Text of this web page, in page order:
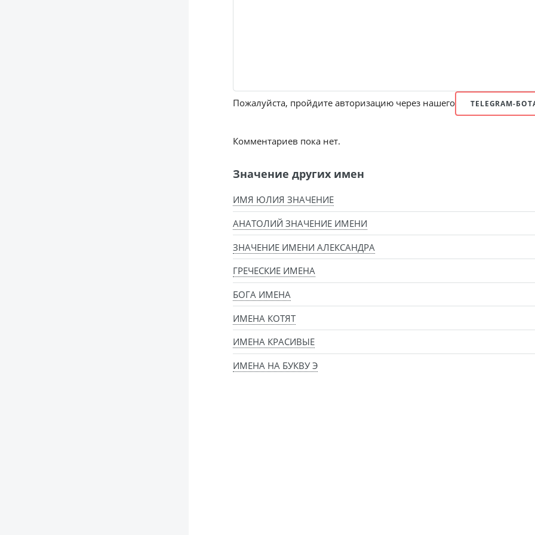
Пожалуйста, пройдите авторизацию через нашего TELEGRAM-
Комментариев пока нет.
Значение других имен
ИМЯ ЮЛИЯ ЗНАЧЕНИЕ
АНАТОЛИЙ ЗНАЧЕНИЕ ИМЕНИ
ЗНАЧЕНИЕ ИМЕНИ АЛЕКСАНДРА
ГРЕЧЕСКИЕ ИМЕНА
БОГА ИМЕНА
ИМЕНА КОТЯТ
ИМЕНА КРАСИВЫЕ
ИМЕНА НА БУКВУ Э